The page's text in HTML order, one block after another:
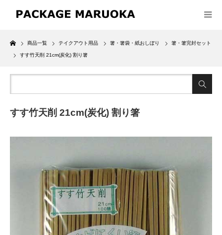
Home
商品一覧 テイクアウト用品 箸・箸袋・紙おしぼり 箸・箸完封セット
すす竹天削 21cm(炭化) 割り箸
すす竹天削 21cm(炭化) 割り箸